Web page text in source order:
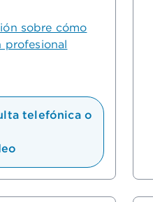
sobre cómo
profesional
telefónica o